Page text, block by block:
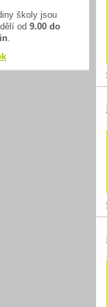
školy jsou
od 9.00 do
.